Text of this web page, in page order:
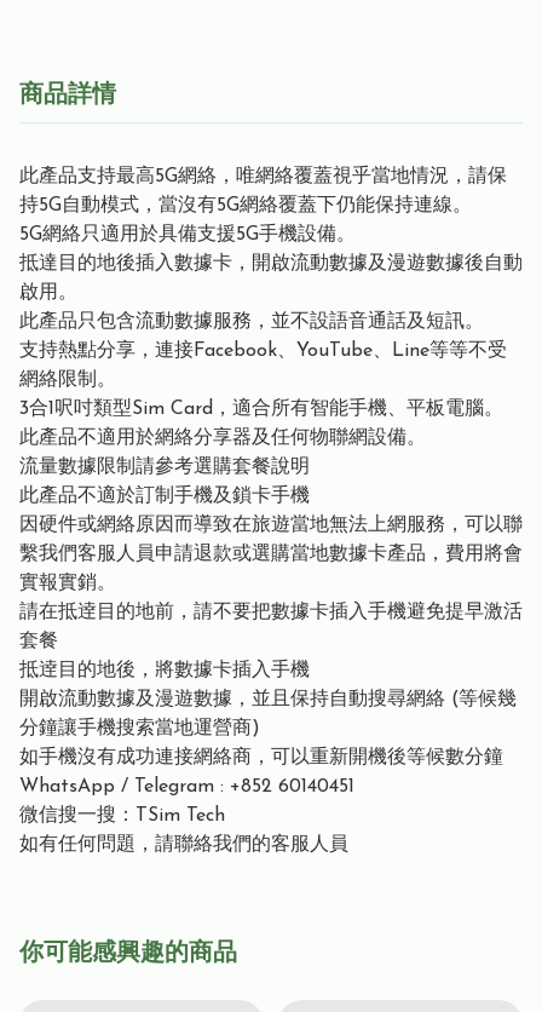
商品詳情
此產品支持最高5G網絡，唯網絡覆蓋視乎當地情況，請保
持5G自動模式，當沒有5G網絡覆蓋下仍能保持連線。
5G網絡只適用於具備支援5G手機設備。
抵達目的地後插入數據卡，開啟流動數據及漫遊數據後自動
啟用。
此產品只包含流動數據服務，並不設語音通話及短訊。
支持熱點分享，連接Facebook、YouTube、Line等等不受
網絡限制。
3合1呎吋類型Sim Card，適合所有智能手機、平板電腦。
此產品不適用於網絡分享器及任何物聯網設備。
流量數據限制請參考選購套餐說明
此產品不適於訂制手機及鎖卡手機
因硬件或網絡原因而導致在旅遊當地無法上網服務，可以聯
繫我們客服人員申請退款或選購當地數據卡產品，費用將會
實報實銷。
請在抵逹目的地前，請不要把數據卡插入手機避免提早激活
套餐
抵逹目的地後，將數據卡插入手機
開啟流動數據及漫遊數據，並且保持自動搜尋網絡 (等候幾
分鐘讓手機搜索當地運營商)
如手機沒有成功連接網絡商，可以重新開機後等候數分鐘
WhatsApp / Telegram : +852 60140451
微信搜一搜：TSim Tech
如有任何問題，請聯絡我們的客服人員
你可能感興趣的商品